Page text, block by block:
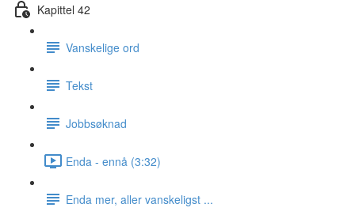
Kapittel 42
Vanskelige ord
Tekst
Jobbsøknad
Enda - ennå (3:32)
Enda mer, aller vanskeligst ...